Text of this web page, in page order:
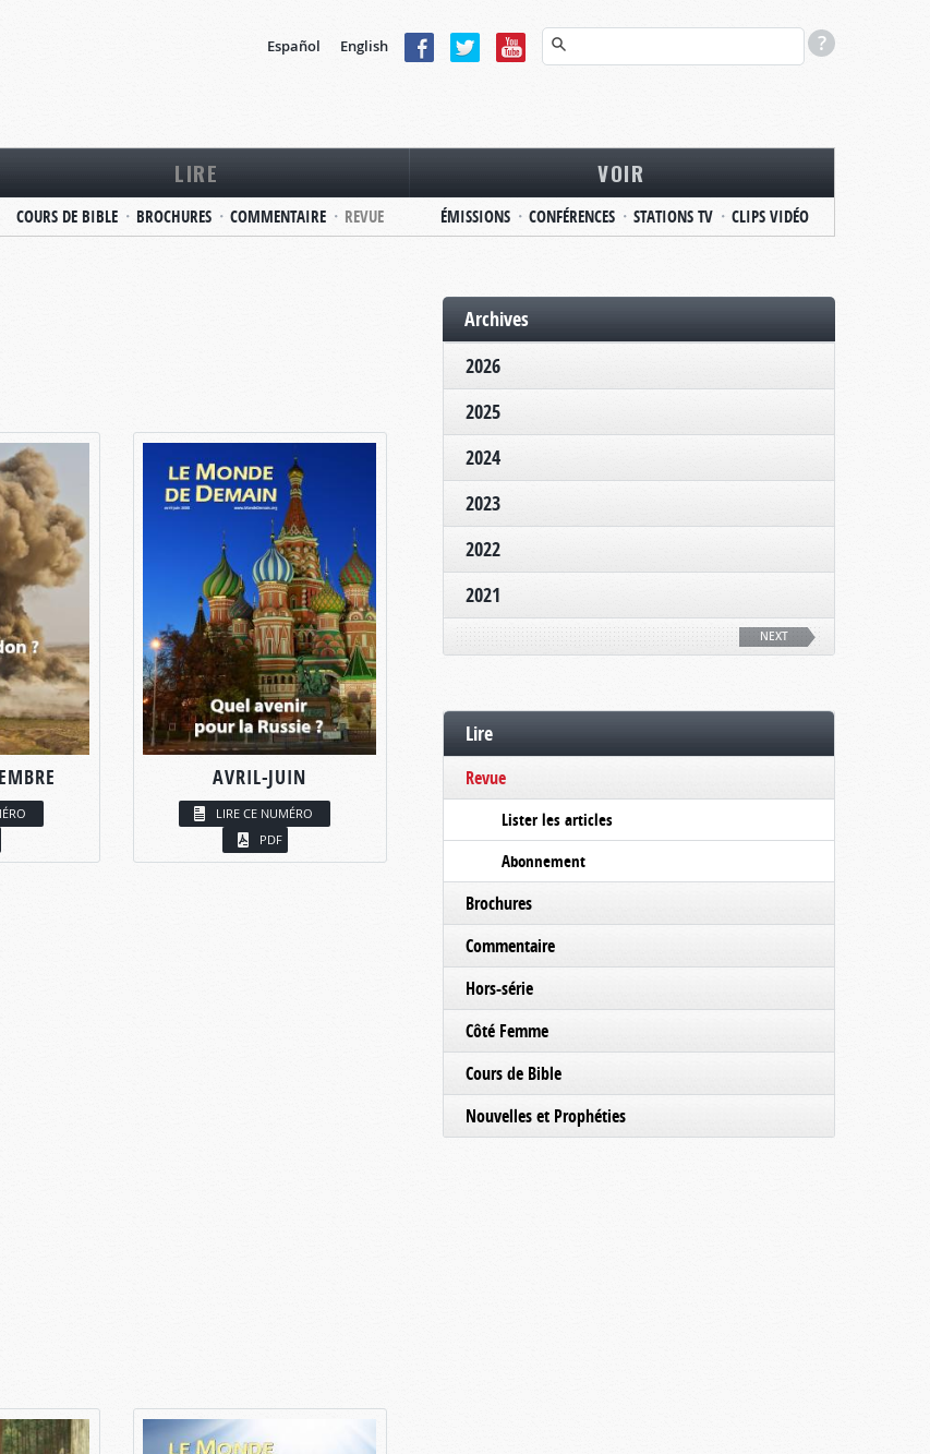
Español English
LIRE
COURS DE BIBLE BROCHURES COMMENTAIRE REVUE
VOIR
ÉMISSIONS CONFÉRENCES STATIONS TV CLIPS VIDÉO
AVRIL-JUIN
LIRE CE NUMÉRO
PDF
Archives
2026
2025
2024
2023
2022
2021
NEXT
Lire
Revue
Lister les articles
Abonnement
Brochures
Commentaire
Hors-série
Côté Femme
Cours de Bible
Nouvelles et Prophéties